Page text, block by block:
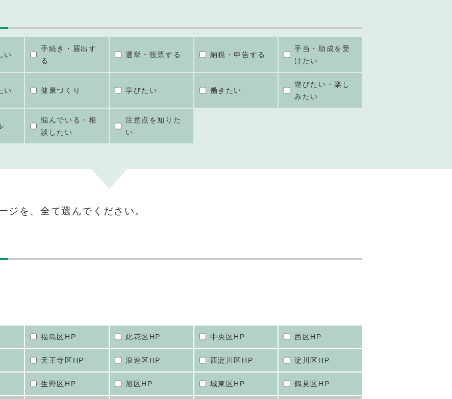
い
手続き・届出す
る
選挙・投票する 納税・申告する
手当・助成を受
けたい
い 健康づくり 学びたい 働きたい
遊びたい・楽し
みたい
悩んでいる・相
談したい
注意点を知りた
い
ジを、全て選んでください。
福島区HP 此花区HP 中央区HP 西区HP
天王寺区HP 浪速区HP 西淀川区HP 淀川区HP
生野区HP 旭区HP 城東区HP 鶴見区HP